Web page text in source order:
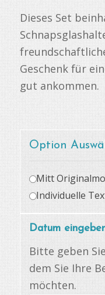
Dieses Set
Geschenk für
gut ankommen.
Option
Mitt
Individuelle
Datum
Bitte geben
dem Sie Ihre
möchten.